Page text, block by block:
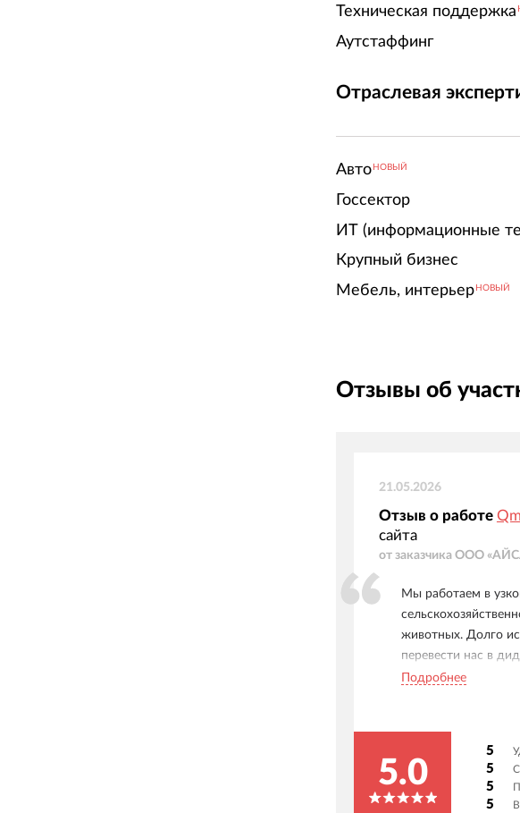
Техническая поддержка
Аутстаффинг
Отраслевая
Авто НОВЫЙ
Госсектор
ИТ (информационные
Крупный бизнес
Мебель, интерьер НОВЫЙ
Отзывы об
21.05.2026
Отзыв о работе
сайта
от заказчика ООО
Мы работаем в
животных. Долго
перевести нас в
Выбрали Qmedia и
Более того, сейчас
только в Google и
рекомендациям
Подробнее
5.0
5
5
5
5